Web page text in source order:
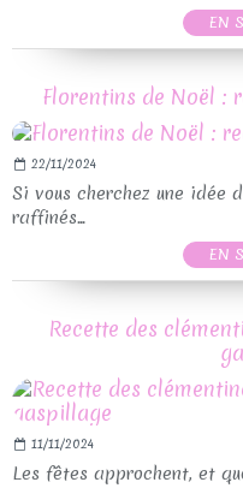
EN
Florentins de Noël :
22/11/2024
Si vous cherchez une
raffinés...
EN
Recette des
11/11/2024
Les fêtes approchent, et